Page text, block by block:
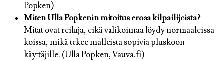
Popken)
Miten Ulla Popkenin mitoitus eroaa kilpailijoista?
Mitat ovat reiluja, eikä valikoimaa löydy normaaleissa
koissa, mikä tekee malleista sopivia pluskoon
käyttäjille. (Ulla Popken, Vauva.fi)